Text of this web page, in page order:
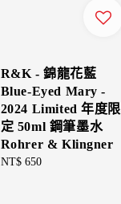
R&K - 錦龍花藍
Blue-Eyed Mary -
2024 Limited 年度限
定 50ml 鋼筆墨水
Rohrer & Klingner
Regular
NT$ 650